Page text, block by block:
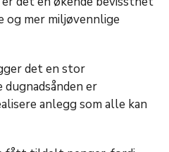
og mer miljøvennlige
det en stor
dugnadsånden er
anlegg som alle kan